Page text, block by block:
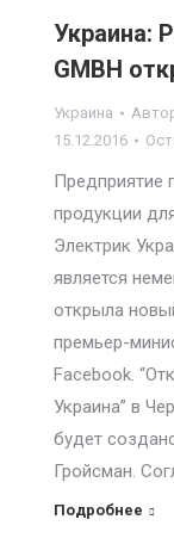
Украина:
GMBH
Украина
15.12.2016
Предприятие
продукции
Электрик
является
открыла
премьер-
Facebook.
Украина” в
будет
Гройсман.
Подробнее